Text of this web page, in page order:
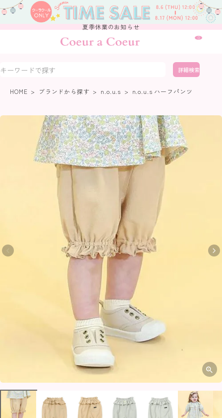
夏季休業のお知らせ
0
詳細検索
HOME ブランドから探す n.o.u.s n.o.u.s ハーフパンツ